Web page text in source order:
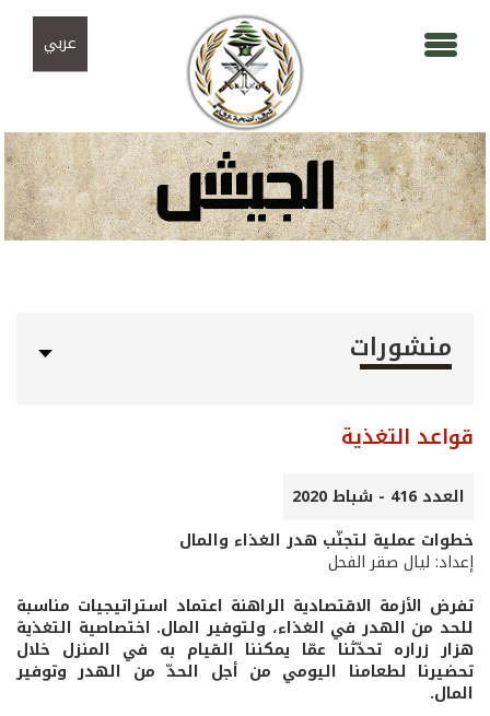
عربي
منشورات
قواعد التغذية
العدد 416 - شباط 2020
خطوات عملية لتجنّب هدر الغذاء والمال
إعداد: ليال صقر الفحل
تفرض الأزمة الاقتصادية الراهنة اعتماد استراتيجيات مناسبة
للحد من الهدر في الغذاء، ولتوفير المال. اختصاصية التغذية
هزار زراره تحدّثنا عمّا يمكننا القيام به في المنزل خلال
تحضيرنا لطعامنا اليومي من أجل الحدّ من الهدر وتوفير
المال.